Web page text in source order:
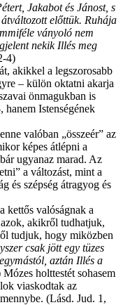
Jakabot és Jánost, s
előttük. Ruhája
ványoló nem
nekik Illés meg
4)
akikkel a legszorosabb
– külön oktatni akarja
önmagukban is
Istenségének
valóban „összeér” az
képes átlépni a
ugyanaz marad. Az
a változást, mint a
és szépség átragyog és
kettős valóságnak a
akikről tudhatjuk,
tudjuk, hogy miközben
csak jött egy tüzes
aztán Illés a
holttestét sohasem
viaskodtak az
(Lásd. Jud. 1,